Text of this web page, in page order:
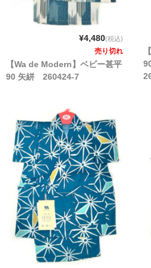
¥4,480(税込)
売り切れ
【Wa de Modern】ベビー甚平
90 矢絣 260424-7